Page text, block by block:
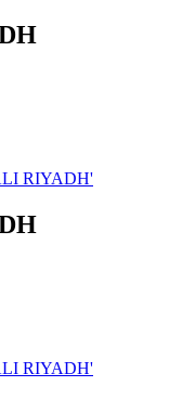
RIYADH'
RIYADH'